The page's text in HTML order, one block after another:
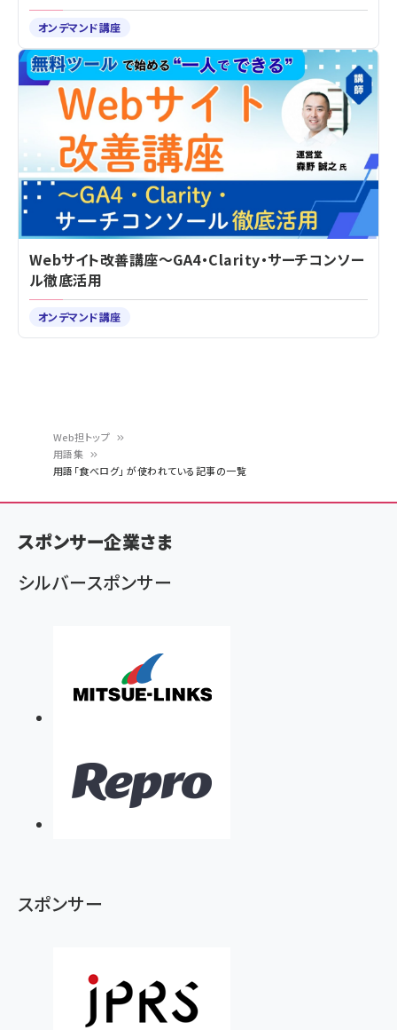
ン
く
ず
Web担トップ
用語集
用語「食べログ」 が使われている記事の一覧
オンデマンド講座
Webサイト改善講座～GA4・Clarity・サーチコンソー
ル徹底活用
オンデマンド講座
スポンサー企業さま
シルバースポンサー
スポンサー